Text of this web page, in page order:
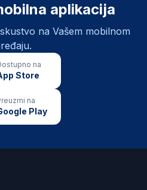
aplikacija
na Vašem mobilnom
na
Store
na
Play